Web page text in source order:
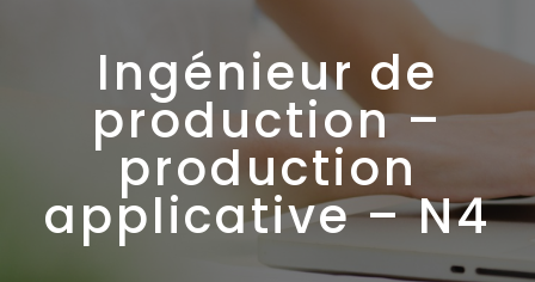
Ingénieur de
production –
production
applicative – N4